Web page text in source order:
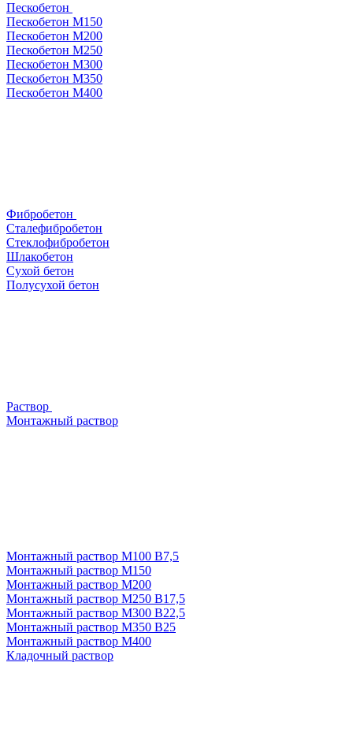
Пескобетон
Пескобетон М150
Пескобетон М200
Пескобетон М250
Пескобетон М300
Пескобетон М350
Пескобетон М400
Фибробетон
Сталефибробетон
Стеклофибробетон
Шлакобетон
Сухой бетон
Полусухой бетон
Раствор
Монтажный раствор
Монтажный раствор М100 В7,5
Монтажный раствор М150
Монтажный раствор М200
Монтажный раствор М250 В17,5
Монтажный раствор М300 В22,5
Монтажный раствор М350 В25
Монтажный раствор М400
Кладочный раствор